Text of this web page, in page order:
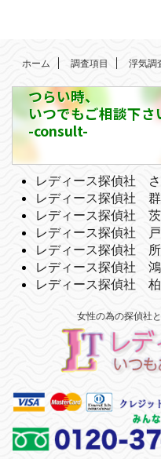
ホーム 調査項目 浮気調
つらい時、
いつでもご相談下さ
-consult-
レディース探偵社
レディース探偵社
レディース探偵社
レディース探偵社
レディース探偵社
レディース探偵社
レディース探偵社 柏
女性の為の探偵社